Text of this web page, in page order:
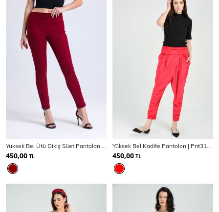
Yüksek Bel Ütü Dikiş Süet Pantolon | Pnt31760
450,00 TL
Yüksek Bel Kadife Pantolon | Pnt31748
450,00 TL